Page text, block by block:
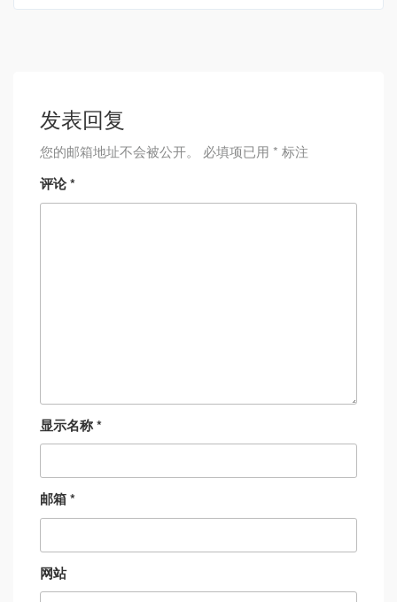
发表回复
您的邮箱地址不会被公开。 必填项已用 * 标注
评论*
显示名称*
邮箱*
网站